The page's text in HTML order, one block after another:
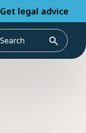
Get legal advice